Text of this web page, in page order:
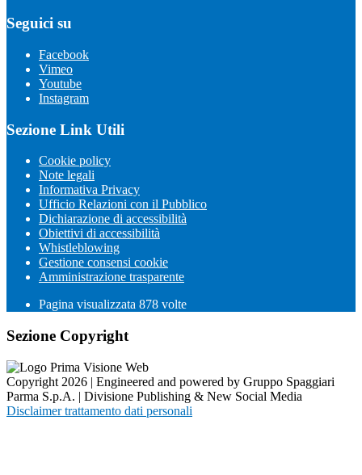
Seguici su
Facebook
Vimeo
Youtube
Instagram
Sezione Link Utili
Cookie policy
Note legali
Informativa Privacy
Ufficio Relazioni con il Pubblico
Dichiarazione di accessibilità
Obiettivi di accessibilità
Whistleblowing
Gestione consensi cookie
Amministrazione trasparente
Pagina visualizzata 878 volte
Sezione Copyright
Copyright 2026 | Engineered and powered by Gruppo Spaggiari
Parma S.p.A. | Divisione Publishing & New Social Media
Disclaimer trattamento dati personali